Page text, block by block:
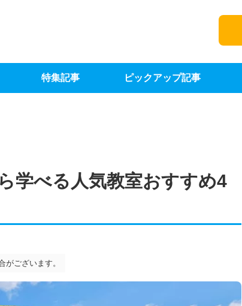
特集記事 ピックアップ記事
学べる人気教室おすすめ4
ございます。